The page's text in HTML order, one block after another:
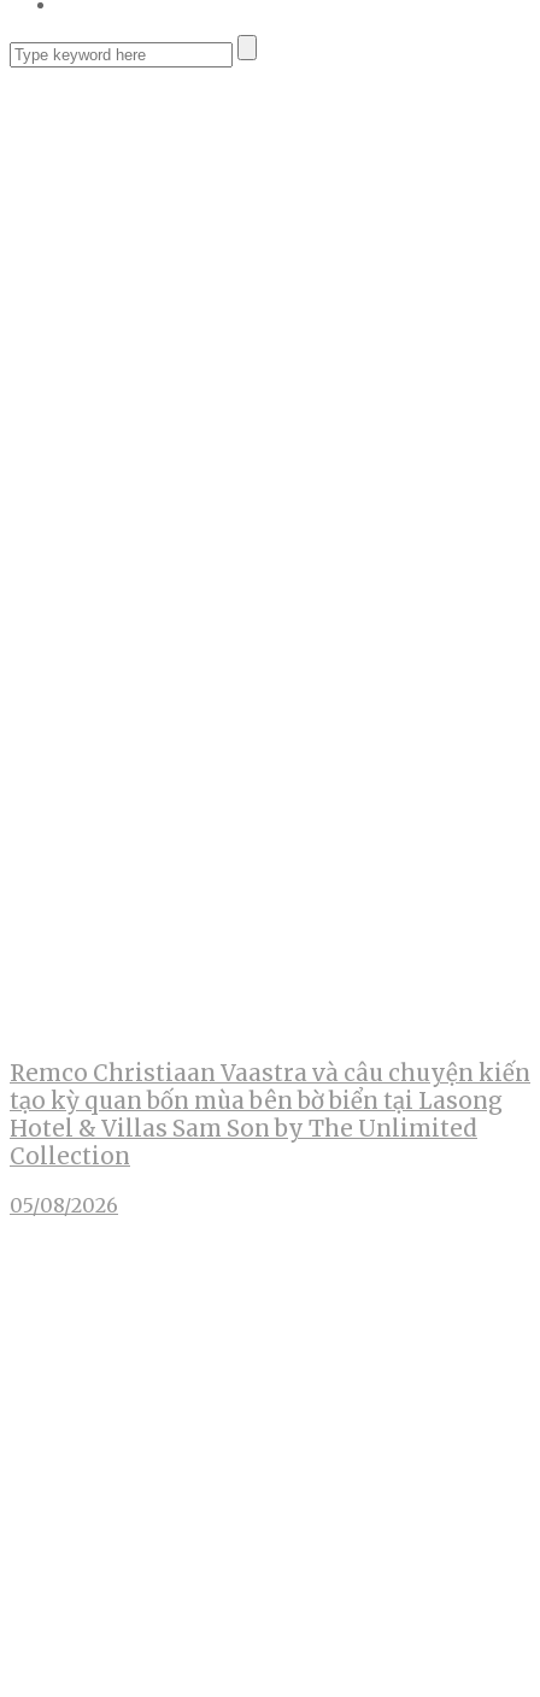
Remco Christiaan Vaastra và câu chuyện kiến
tạo kỳ quan bốn mùa bên bờ biển tại Lasong
Hotel & Villas Sam Son by The Unlimited
Collection
05/08/2026